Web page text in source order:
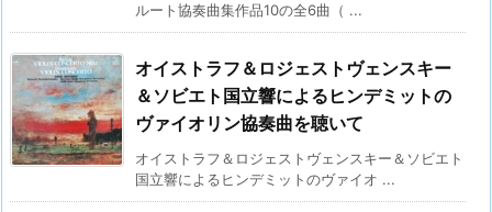
ルート協奏曲集作品10の全6曲（ ...
オイストラフ＆ロジェストヴェンスキー
＆ソビエト国立響によるヒンデミットの
ヴァイオリン協奏曲を聴いて
オイストラフ＆ロジェストヴェンスキー＆ソビエト
国立響によるヒンデミットのヴァイオ ...